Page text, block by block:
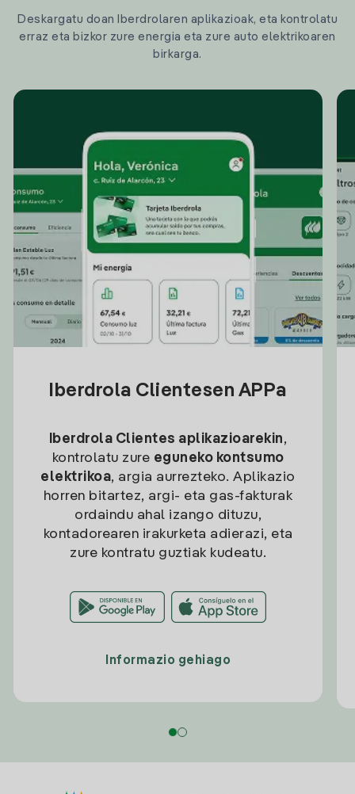
Deskargatu doan Iberdrolaren aplikazioak, eta kontrolatu
erraz eta bizkor zure energia eta zure auto elektrikoaren
birkarga.
Iberdrola Clientesen APPa
Iberdrola Clientes aplikazioarekin,
kontrolatu zure eguneko kontsumo
elektrikoa, argia aurrezteko. Aplikazio
horren bitartez, argi- eta gas-fakturak
ordaindu ahal izango dituzu,
kontadorearen irakurketa adierazi, eta
zure kontratu guztiak kudeatu.
Informazio gehiago